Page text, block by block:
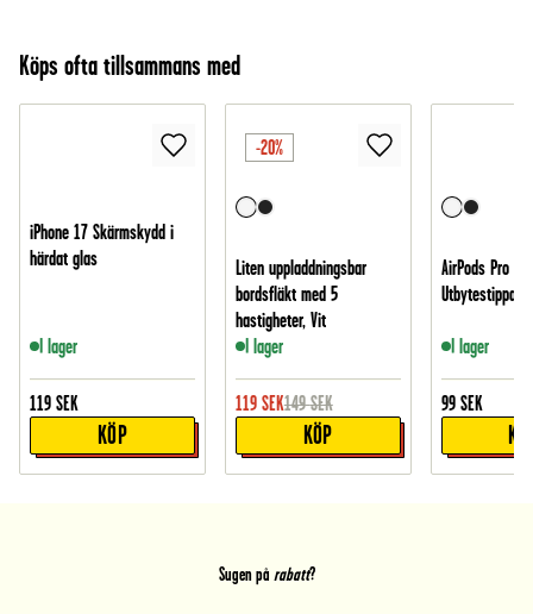
Köps ofta tillsammans med
iPhone 17 Skärmskydd i
härdat glas
I lager
119 SEK
KÖP
-20%
Liten uppladdningsbar
bordsfläkt med 5
hastigheter, Vit
I lager
119 SEK149 SEK
KÖP
AirPods Pro
Utbytestippar
I lager
99 SEK
Sugen på rabatt?